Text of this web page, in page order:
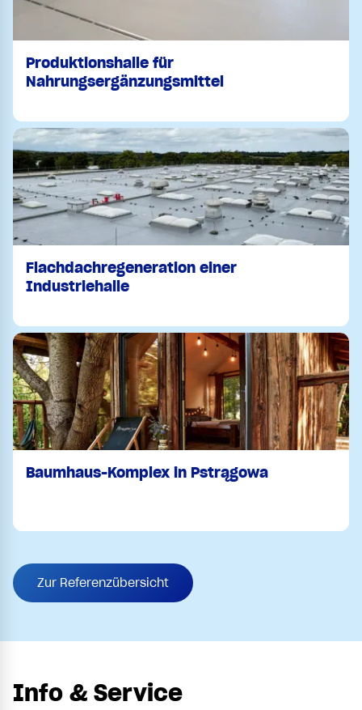
Produktionshalle für
Nahrungsergänzungsmittel
Flachdachregeneration einer
Industriehalle
Baumhaus-Komplex in Pstrągowa
Zur Referenzübersicht
Info & Service